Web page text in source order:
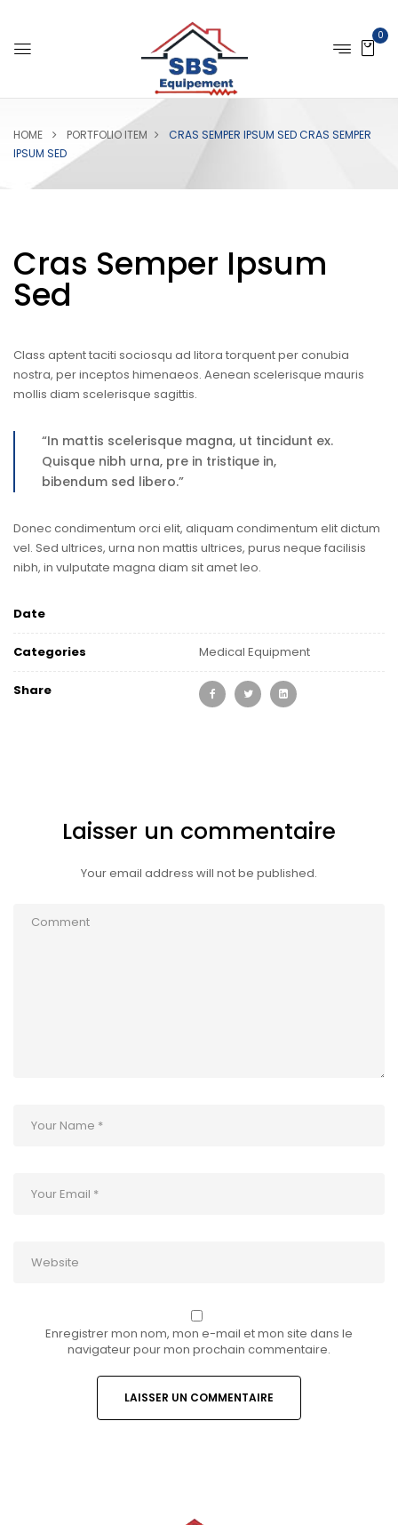
0
HOME PORTFOLIO ITEM CRAS SEMPER IPSUM SEDCRAS SEMPER
IPSUM SED
Cras Semper Ipsum
Sed
Class aptent taciti sociosqu ad litora torquent per conubia
nostra, per inceptos himenaeos. Aenean scelerisque mauris
mollis diam scelerisque sagittis.
“In mattis scelerisque magna, ut tincidunt ex.
Quisque nibh urna, pre in tristique in,
bibendum sed libero.”
Donec condimentum orci elit, aliquam condimentum elit dictum
vel. Sed ultrices, urna non mattis ultrices, purus neque facilisis
nibh, in vulputate magna diam sit amet leo.
Date
Categories Medical Equipment
Share
Laisser un commentaire
Your email address will not be published.
Enregistrer mon nom, mon e-mail et mon site dans le
navigateur pour mon prochain commentaire.